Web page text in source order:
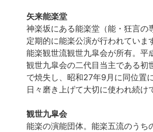
矢来能楽堂
神楽坂にある能楽堂（能・狂言の
定期的に能楽公演が行われていま
能楽観世流観世九皐会が所有。平
観世九皐会の二代目当主である
で焼失し、昭和27年9月に同位置
日々磨き上げて大切に使われ続け
観世九皐会
能楽の演能団体。能楽五流のう